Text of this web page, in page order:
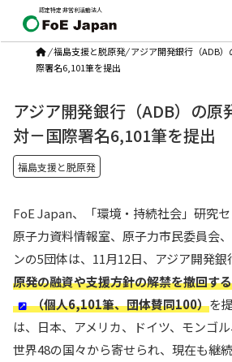
認定特定非営利活動法人
/福島支援と脱原発/ アジア開発銀行（ADB
際署名6,101筆を提出
アジア開発銀行（ADB）の原
対－国際署名6,101筆を提出
福島支援と脱原発
FoE Japan、「環境・持続社会」研究セ
原子力資料情報室、原子力市民委員会
ンの5団体は、11月12日、アジア開発銀
原発の融資や支援方針の解禁を撤回す
（個人6,101筆、団体賛同100）を
は、日本、アメリカ、ドイツ、モンゴ
世界48の国々から寄せられ、現在も継続